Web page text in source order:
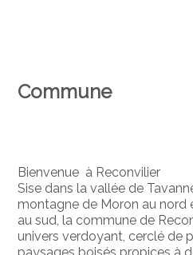
Commune
Bienvenue à Reconvilier
Sise dans la vallée de
montagne de Moron au nord
au sud, la commune de
univers verdoyant, cerclé de